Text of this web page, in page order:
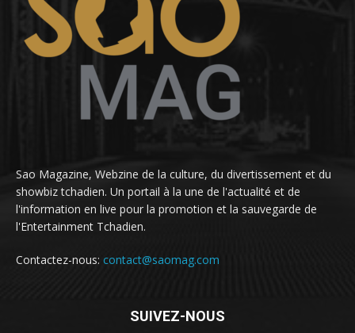
Sao Magazine, Webzine de la culture, du divertissement et du
showbiz tchadien. Un portail à la une de l'actualité et de
l'information en live pour la promotion et la sauvegarde de
l'Entertainment Tchadien.
Contactez-nous: contact@saomag.com
SUIVEZ-NOUS